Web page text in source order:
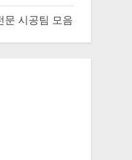
문 시공팀 모음